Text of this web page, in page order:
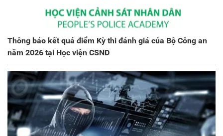
Thông báo kết quả điểm Kỳ thi đánh giá của Bộ Công an
năm 2026 tại Học viện CSND